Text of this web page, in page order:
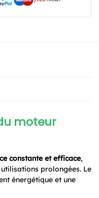
moteur
constante et efficace,
prolongées. Le
énergétique et une